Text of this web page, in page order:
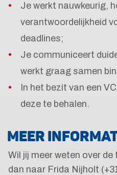
Je werkt nauwkeurig,
verantwoordelijkheid
deadlines;
Je communiceert
werkt graag samen
In het bezit van een
deze te behalen.
MEER
Wil jij meer weten over
dan naar Frida Nijholt